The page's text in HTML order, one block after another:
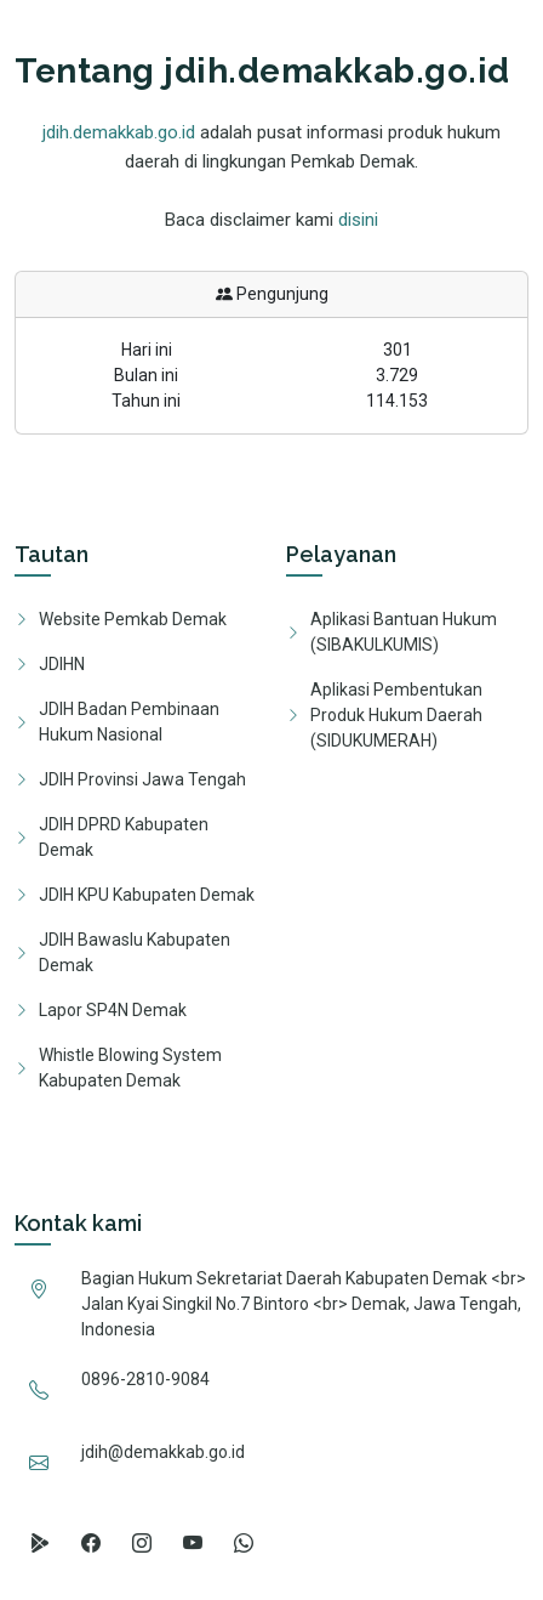
Tentang jdih.demakkab.go.id
jdih.demakkab.go.id adalah pusat informasi produk hukum
daerah di lingkungan Pemkab Demak.
Baca disclaimer kami disini
Pengunjung
Hari ini
301
Bulan ini
3.729
Tahun ini
114.153
Tautan
Website Pemkab Demak
JDIHN
JDIH Badan Pembinaan
Hukum Nasional
JDIH Provinsi Jawa Tengah
JDIH DPRD Kabupaten
Demak
JDIH KPU Kabupaten Demak
JDIH Bawaslu Kabupaten
Demak
Lapor SP4N Demak
Whistle Blowing System
Kabupaten Demak
Pelayanan
Aplikasi Bantuan Hukum
(SIBAKULKUMIS)
Aplikasi Pembentukan
Produk Hukum Daerah
(SIDUKUMERAH)
Kontak kami
Bagian Hukum Sekretariat Daerah Kabupaten Demak <br>
Jalan Kyai Singkil No.7 Bintoro <br> Demak, Jawa Tengah,
Indonesia
0896-2810-9084
jdih@demakkab.go.id